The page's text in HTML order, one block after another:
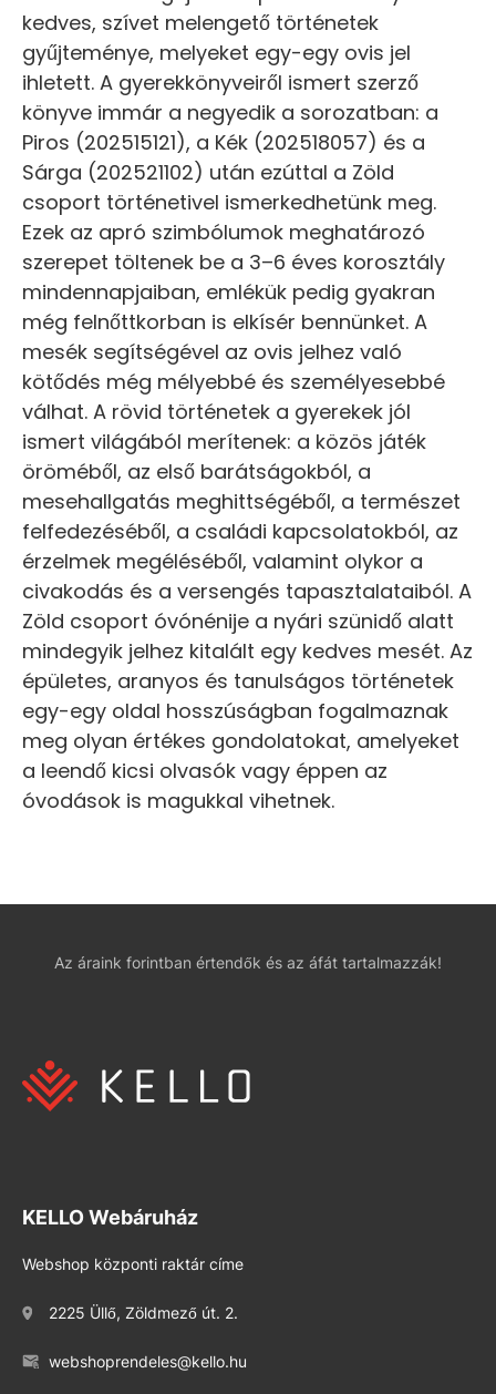
kedves, szívet melengető történetek
gyűjteménye, melyeket egy-egy ovis jel
ihletett. A gyerekkönyveiről ismert szerző
könyve immár a negyedik a sorozatban: a
Piros (202515121), a Kék (202518057) és a
Sárga (202521102) után ezúttal a Zöld
csoport történetivel ismerkedhetünk meg.
Ezek az apró szimbólumok meghatározó
szerepet töltenek be a 3–6 éves korosztály
mindennapjaiban, emlékük pedig gyakran
még felnőttkorban is elkísér bennünket. A
mesék segítségével az ovis jelhez való
kötődés még mélyebbé és személyesebbé
válhat. A rövid történetek a gyerekek jól
ismert világából merítenek: a közös játék
öröméből, az első barátságokból, a
mesehallgatás meghittségéből, a természet
felfedezéséből, a családi kapcsolatokból, az
érzelmek megéléséből, valamint olykor a
civakodás és a versengés tapasztalataiból. A
Zöld csoport óvónénije a nyári szünidő alatt
mindegyik jelhez kitalált egy kedves mesét. Az
épületes, aranyos és tanulságos történetek
egy-egy oldal hosszúságban fogalmaznak
meg olyan értékes gondolatokat, amelyeket
a leendő kicsi olvasók vagy éppen az
óvodások is magukkal vihetnek.
Az áraink forintban értendők és az áfát tartalmazzák!
KELLO Webáruház
Webshop központi raktár címe
2225 Üllő, Zöldmező út. 2.
webshoprendeles@kello.hu